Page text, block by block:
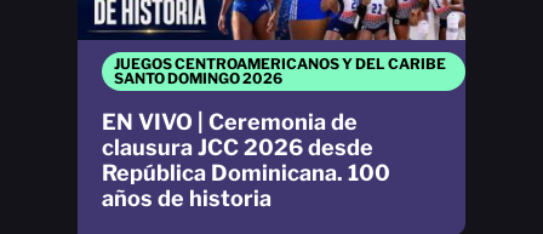
JUEGOS CENTROAMERICANOS Y DEL CARIBE
SANTO DOMINGO 2026
EN VIVO | Ceremonia de
clausura JCC 2026 desde
República Dominicana. 100
años de historia